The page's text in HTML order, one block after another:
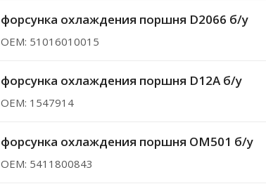
форсунка охлаждения поршня D2066 б/у
ОЕМ: 51016010015
форсунка охлаждения поршня D12A б/у
ОЕМ: 1547914
форсунка охлаждения поршня OM501 б/у
ОЕМ: 5411800843